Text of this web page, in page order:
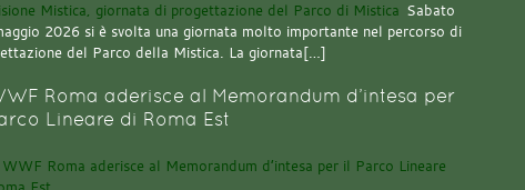
Sabato
2026 si è svolta una giornata molto importante nel percorso di
del Parco della Mistica. La giornata[…]
Roma aderisce al Memorandum d’intesa per
Lineare di Roma Est